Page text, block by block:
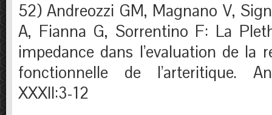
52) Andreozzi GM, Magnano V,
A, Fianna G, Sorrentino F: La
impedance dans l’evaluation de la
fonctionnelle de l’arteritique.
XXXII:3-12